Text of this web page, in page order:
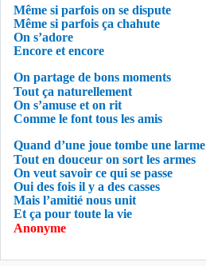
Même si parfois on se dispute
Même si parfois ça chahute
On s’adore
Encore et encore
On partage de bons moments
Tout ça naturellement
On s’amuse et on rit
Comme le font tous les amis
Quand d’une joue tombe une larme
Tout en douceur on sort les armes
On veut savoir ce qui se passe
Oui des fois il y a des casses
Mais l’amitié nous unit
Et ça pour toute la vie
Anonyme